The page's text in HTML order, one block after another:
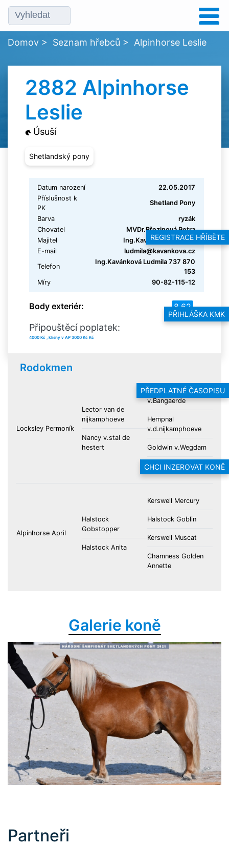
REGISTRACE HŘÍBĚTE
PŘIHLÁŠKA KMK
PŘEDPLATNÉ ČASOPISU
CHCI INZEROVAT KONĚ
Domov > Seznam hřebců > Alpinhorse Leslie
2882 Alpinhorse
Leslie
Úsuší
Shetlandský pony
Datum narození
22.05.2017
Příslušnost k
PK
Shetland Pony
Barva
ryzák
Chovatel
MVDr.Březinová Petra
Majitel
Ing.Kavánková Ludmila
E-mail
ludmila@kavankova.cz
Telefon
Ing.Kavánková Ludmila 737 870
153
Míry
90-82-115-12
Body exteriér: 8.62
Připouštěcí poplatek:
4000 Kč , klisny v AP 3000 Kč Kč
Rodokmen
Locksley Permoník
Lector van de
nijkamphoeve
Nancy v.stal de
hestert
Gentleman
v.Bangaerde
Hempnal
v.d.nijkamphoeve
Goldwin v.Wegdam
Elisa v.d.ysselhof
Alpinhorse April
Halstock
Gobstopper
Halstock Anita
Kerswell Mercury
Halstock Goblin
Kerswell Muscat
Chamness Golden
Annette
Galerie koně
Partneři